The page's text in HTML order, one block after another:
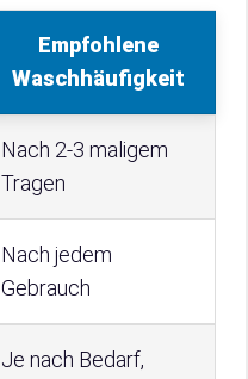
Empfohlene
Waschhäufigkeit
Nach 2-3 maligem
Tragen
Nach jedem
Gebrauch
Je nach Bedarf,